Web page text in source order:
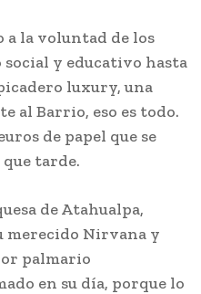
a la voluntad de los
social y educativo hasta
luxury, una
al Barrio, eso es todo.
de papel que se
tarde.
de Atahualpa,
merecido Nirvana y
palmario
en su día, porque lo